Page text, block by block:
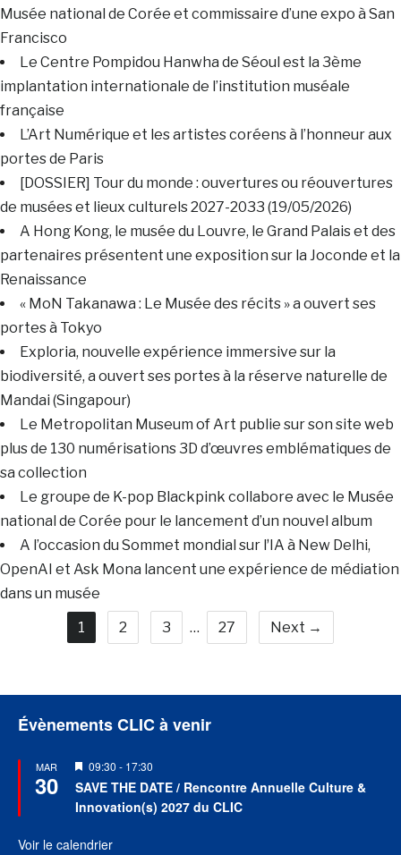
Musée national de Corée et commissaire d’une expo à San
Francisco
Le Centre Pompidou Hanwha de Séoul est la 3ème
implantation internationale de l’institution muséale
française
L’Art Numérique et les artistes coréens à l’honneur aux
portes de Paris
[DOSSIER] Tour du monde : ouvertures ou réouvertures
de musées et lieux culturels 2027-2033 (19/05/2026)
A Hong Kong, le musée du Louvre, le Grand Palais et des
partenaires présentent une exposition sur la Joconde et la
Renaissance
« MoN Takanawa : Le Musée des récits » a ouvert ses
portes à Tokyo
Exploria, nouvelle expérience immersive sur la
biodiversité, a ouvert ses portes à la réserve naturelle de
Mandai (Singapour)
Le Metropolitan Museum of Art publie sur son site web
plus de 130 numérisations 3D d’œuvres emblématiques de
sa collection
Le groupe de K-pop Blackpink collabore avec le Musée
national de Corée pour le lancement d’un nouvel album
A l’occasion du Sommet mondial sur lʼIA à New Delhi,
OpenAI et Ask Mona lancent une expérience de médiation
dans un musée
1
2 3 … 27 Next →
Évènements CLIC à venir
MAR
30
Mis
en
avant
09:30 - 17:30
SAVE THE DATE / Rencontre Annuelle Culture &
Innovation(s) 2027 du CLIC
Voir le calendrier